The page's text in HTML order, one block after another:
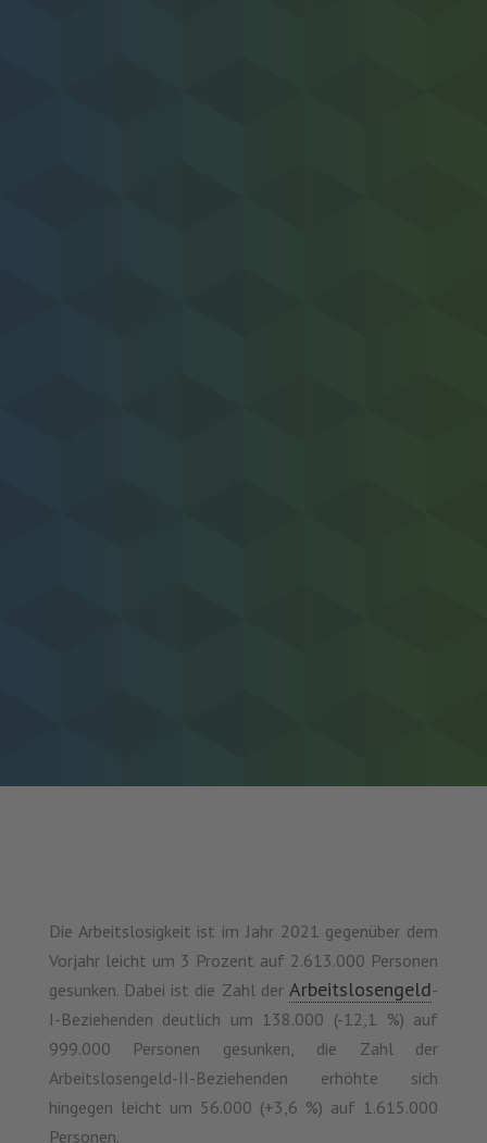
Die Arbeitslosigkeit ist im Jahr 2021 gegenüber dem
Vorjahr leicht um 3 Prozent auf 2.613.000 Personen
gesunken. Dabei ist die Zahl der Arbeitslosengeld-
I-Beziehenden deutlich um 138.000 (-12,1 %) auf
999.000 Personen gesunken, die Zahl der
Arbeitslosengeld-II-Beziehenden erhöhte sich
hingegen leicht um 56.000 (+3,6 %) auf 1.615.000
Personen.